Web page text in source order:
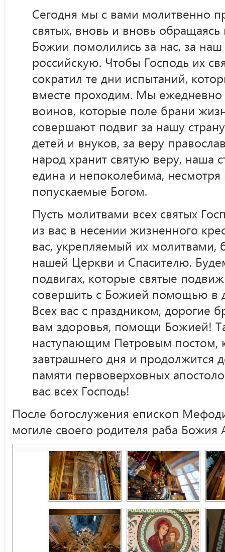
Сегодня мы с вами молитвенно
святых, вновь и вновь
Божии помолились за нас, за
российскую. Чтобы Господь их
сократил те дни испытаний,
вместе проходим. Мы
воинов, которые поле брани
совершают подвиг за нашу
детей и внуков, за веру
народ хранит святую веру, наша
едина и непоколебима, несмотря
попускаемые Богом.
Пусть молитвами всех святых
из вас в несении жизненного
вас, укрепляемый их молитвами,
нашей Церкви и Спасителю.
подвигах, которые святые
совершить с Божией помощью в
Всех вас с праздником, дорогие
вам здоровья, помощи Божией!
наступающим Петровым постом,
завтрашнего дня и
памяти первоверховных
вас всех Господь!
После богослужения епископ
могиле своего родителя раба Божия